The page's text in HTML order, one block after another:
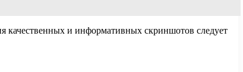
и информативных скриншотов следует